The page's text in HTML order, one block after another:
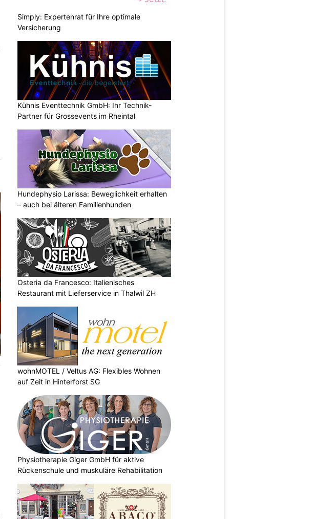
Simply: Expertenrat für Ihre optimale
Versicherung
Kühnis Eventtechnik GmbH: Ihr Technik-
Partner für Grossevents im Rheintal
Hundephysio Larissa: Beweglichkeit erhalten
– auch bei älteren Familienhunden
Osteria da Francesco: Italienisches
Restaurant mit Lieferservice in Thalwil ZH
wohnMOTEL / Veltus AG: Flexibles Wohnen
auf Zeit in Hinterforst SG
Physiotherapie Giger GmbH für aktive
Rückenschule und muskuläre Rehabilitation